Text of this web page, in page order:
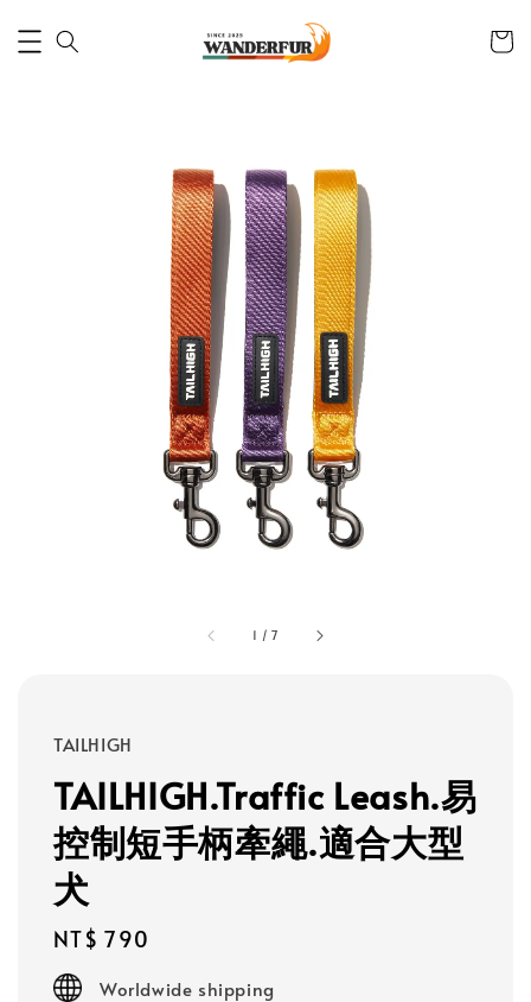
1 /7
TAILHIGH
TAILHIGH.Traffic Leash.易
控制短手柄牽繩.適合大型
犬
Regular
price
NT$ 790
Worldwide shipping